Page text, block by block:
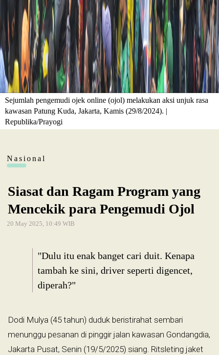
Sejumlah pengemudi ojek online (ojol) melakukan aksi unjuk rasa
kawasan Patung Kuda, Jakarta, Kamis (29/8/2024). |
Republika/Prayogi
Nasional
Siasat dan Ragam Program yang
Mencekik para Pengemudi Ojol
20 May 2025, 10:49 WIB
"Dulu itu enak banget cari duit. Kenapa
tambah ke sini, driver seperti digencet,
diperah?"
Dodi Mulya (45 tahun) duduk beristirahat sembari
menunggu pesanan di pinggir jalan kawasan Gondangdia,
Jakarta Pusat, Senin (19/5/2025) siang. Ritsleting jaket